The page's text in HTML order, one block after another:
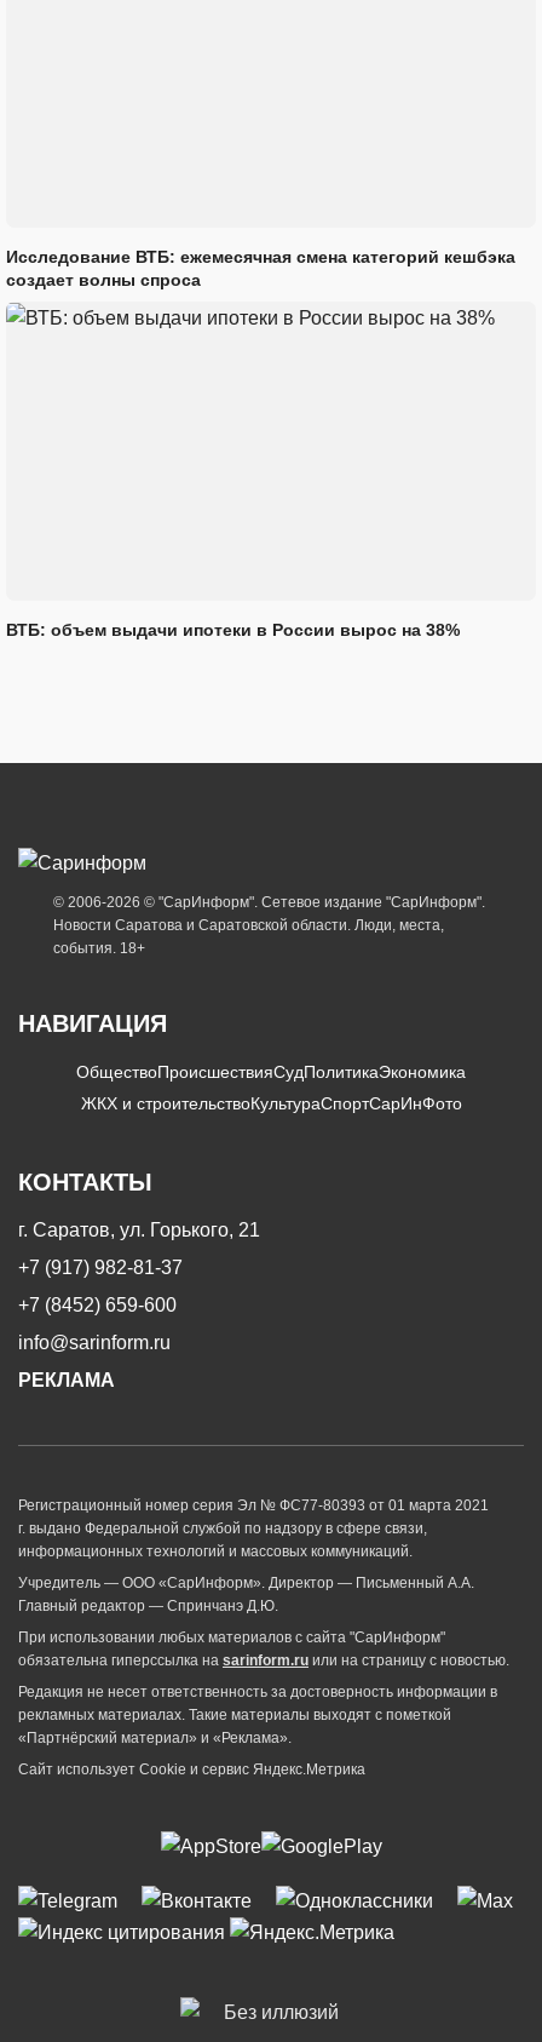
Исследование ВТБ: ежемесячная смена категорий кешбэка
создает волны спроса
ВТБ: объем выдачи ипотеки в России вырос на 38%
© 2006-2026 © "СарИнформ". Сетевое издание "СарИнформ".
Новости Саратова и Саратовской области. Люди, места,
события. 18+
НАВИГАЦИЯ
ОбществоПроисшествияСудПолитикаЭкономика
ЖКХ и строительствоКультураСпортСарИнФото
КОНТАКТЫ
г. Саратов, ул. Горького, 21
+7 (917) 982-81-37
+7 (8452) 659-600
info@sarinform.ru
РЕКЛАМА
Регистрационный номер серия Эл № ФС77-80393 от 01 марта 2021
г. выдано Федеральной службой по надзору в сфере связи,
информационных технологий и массовых коммуникаций.
Учредитель — ООО «СарИнформ». Директор — Письменный А.А.
Главный редактор — Спринчанэ Д.Ю.
При использовании любых материалов с сайта "СарИнформ"
обязательна гиперссылка на sarinform.ru или на страницу с новостью.
Редакция не несет ответственность за достоверность информации в
рекламных материалах. Такие материалы выходят с пометкой
«Партнёрский материал» и «Реклама».
Сайт использует Cookie и сервиc Яндекс.Метрика